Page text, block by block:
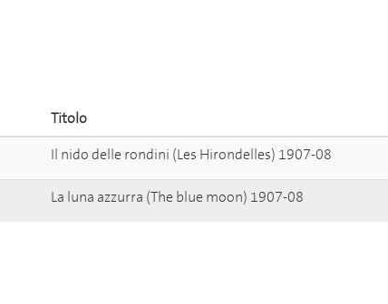
Titolo
Il nido delle rondini (Les Hirondelles) 1907-08
La luna azzurra (The blue moon) 1907-08